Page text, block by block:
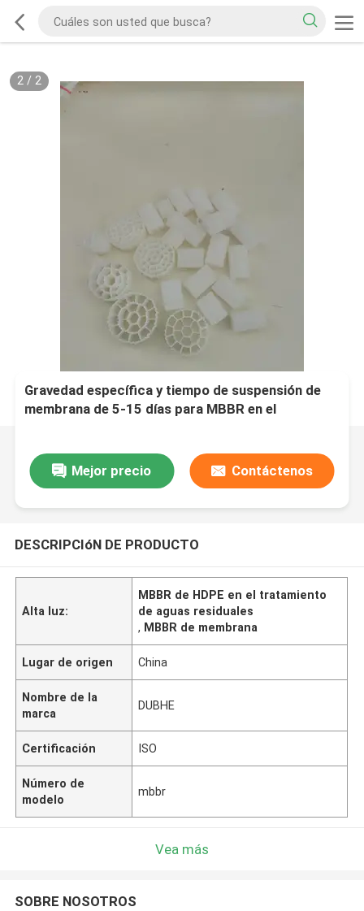
2/ 2
Gravedad específica y tiempo de suspensión de
membrana de 5-15 días para MBBR en el
Mejor precio Contáctenos
DESCRIPCIóN DE PRODUCTO
Alta luz:
MBBR de HDPE en el tratamiento
de aguas residuales
, MBBR de membrana
Lugar de origen China
Nombre de la
marca
DUBHE
Certificación ISO
Número de
modelo
mbbr
Vea más
SOBRE NOSOTROS